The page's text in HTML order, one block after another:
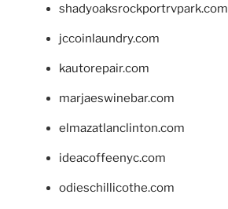
shadyoaksrockportrvpark.com
jccoinlaundry.com
kautorepair.com
marjaeswinebar.com
elmazatlanclinton.com
ideacoffeenyc.com
odieschillicothe.com